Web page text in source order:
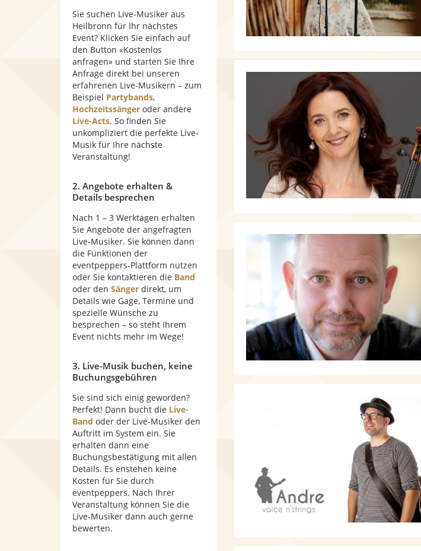
Sie suchen Live-Musiker aus
Heilbronn für Ihr nächstes
Event? Klicken Sie einfach auf
den Button «Kostenlos
anfragen» und starten Sie Ihre
Anfrage direkt bei unseren
erfahrenen Live-Musikern – zum
Beispiel Partybands,
Hochzeitssänger oder andere
Live-Acts. So finden Sie
unkompliziert die perfekte Live-
Musik für Ihre nächste
Veranstaltung!
2. Angebote erhalten &
Details besprechen
Nach 1 – 3 Werktagen erhalten
Sie Angebote der angefragten
Live-Musiker. Sie können dann
die Funktionen der
eventpeppers-Plattform nutzen
oder Sie kontaktieren die Band
oder den Sänger direkt, um
Details wie Gage, Termine und
spezielle Wünsche zu
besprechen – so steht Ihrem
Event nichts mehr im Wege!
3. Live-Musik buchen, keine
Buchungsgebühren
Sie sind sich einig geworden?
Perfekt! Dann bucht die Live-
Band oder der Live-Musiker den
Auftritt im System ein. Sie
erhalten dann eine
Buchungsbestätigung mit allen
Details. Es enstehen keine
Kosten für Sie durch
eventpeppers. Nach Ihrer
Veranstaltung können Sie die
Live-Musiker dann auch gerne
bewerten.